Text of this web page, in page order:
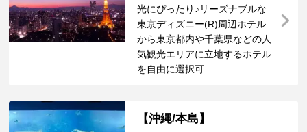
光にぴったり♪リーズナブルな
東京ディズニー(R)周辺ホテル
から東京都内や千葉県などの人
気観光エリアに立地するホテル
を自由に選択可
【沖縄/本島】